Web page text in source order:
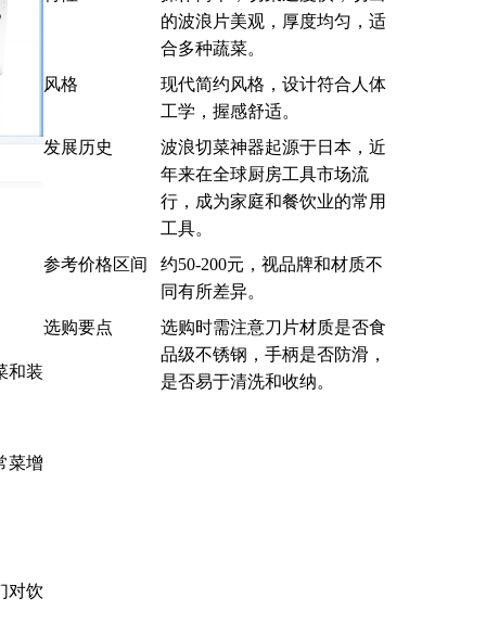
和装
菜增
对饮
的波浪片美观，厚度均匀，适
合多种蔬菜。
风格
现代简约风格，设计符合人体
工学，握感舒适。
发展历史
波浪切菜神器起源于日本，近
年来在全球厨房工具市场流
行，成为家庭和餐饮业的常用
工具。
参考价格区间
约50-200元，视品牌和材质不
同有所差异。
选购要点
选购时需注意刀片材质是否食
品级不锈钢，手柄是否防滑，
是否易于清洗和收纳。